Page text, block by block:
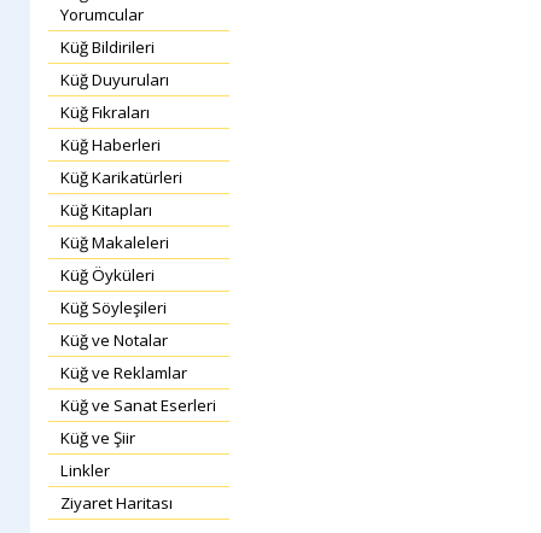
Yorumcular
Küğ Bildirileri
Küğ Duyuruları
Küğ Fıkraları
Küğ Haberleri
Küğ Karikatürleri
Küğ Kitapları
Küğ Makaleleri
Küğ Öyküleri
Küğ Söyleşileri
Küğ ve Notalar
Küğ ve Reklamlar
Küğ ve Sanat Eserleri
Küğ ve Şiir
Linkler
Ziyaret Haritası